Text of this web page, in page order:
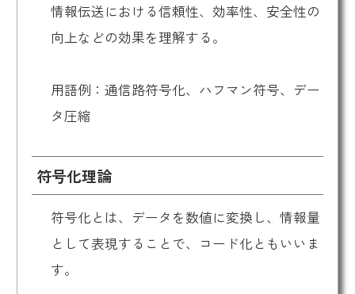
情報伝送における信頼性、効率性、安全性の
向上などの効果を理解する。
用語例：通信路符号化、ハフマン符号、デー
タ圧縮
符号化理論
符号化とは、データを数値に変換し、情報量
として表現することで、コード化ともいいま
す。